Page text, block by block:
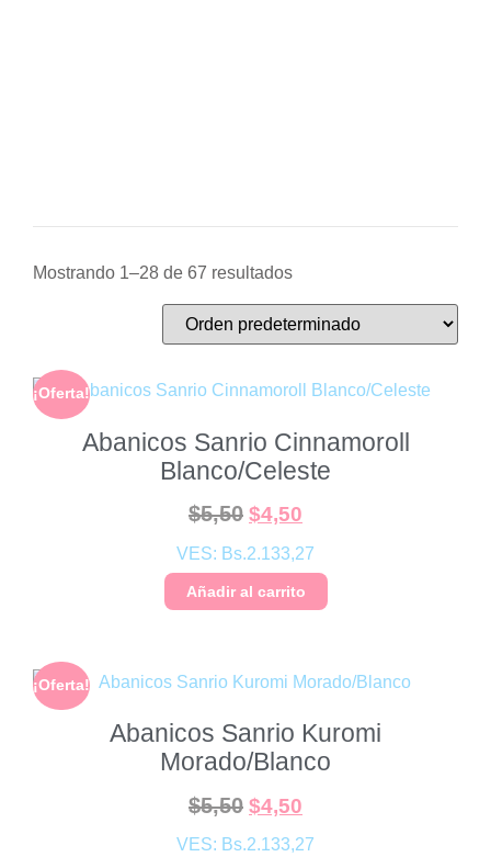
Mostrando 1–28 de 67 resultados
¡Oferta!
Abanicos Sanrio Cinnamoroll
Blanco/Celeste
$5,50 $4,50
VES: Bs.2.133,27
Añadir al carrito
¡Oferta!
Abanicos Sanrio Kuromi
Morado/Blanco
$5,50 $4,50
VES: Bs.2.133,27